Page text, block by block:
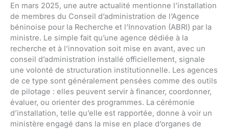
En mars 2025, une autre actualité mentionne l’installation
de membres du Conseil d’administration de l’Agence
béninoise pour la Recherche et l’Innovation (ABRI) par la
ministre. Le simple fait qu’une agence dédiée à la
recherche et à l’innovation soit mise en avant, avec un
conseil d’administration installé officiellement, signale
une volonté de structuration institutionnelle. Les agences
de ce type sont généralement pensées comme des outils
de pilotage : elles peuvent servir à financer, coordonner,
évaluer, ou orienter des programmes. La cérémonie
d’installation, telle qu’elle est rapportée, donne à voir un
ministère engagé dans la mise en place d’organes de